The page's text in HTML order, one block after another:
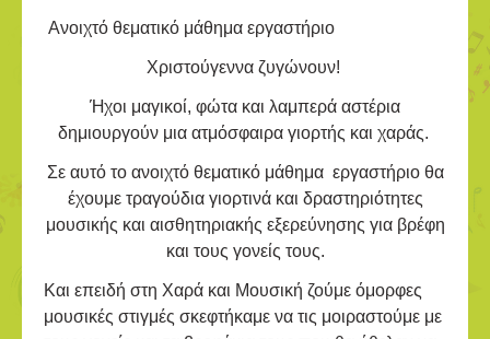
Ανοιχτό θεματικό μάθημα εργαστήριο
Χριστούγεννα ζυγώνουν!
Ήχοι μαγικοί, φώτα και λαμπερά αστέρια
δημιουργούν μια ατμόσφαιρα γιορτής και χαράς.
Σε αυτό το ανοιχτό θεματικό μάθημα εργαστήριο θα
έχουμε τραγούδια γιορτινά και δραστηριότητες
μουσικής και αισθητηριακής εξερεύνησης για βρέφη
και τους γονείς τους.
Και επειδή στη Χαρά και Μουσική ζούμε όμορφες
μουσικές στιγμές σκεφτήκαμε να τις μοιραστούμε με